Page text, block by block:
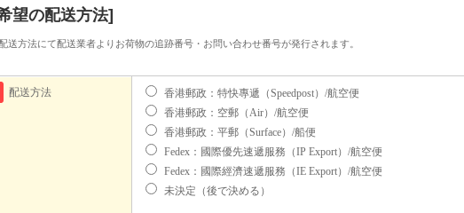
望の配送方法]
送方法にて配送業者よりお荷物の追跡番号・お問い合わせ番号が発行されます。
配送方法
香港郵政：特快專遞（Speedpost）/航空便
香港郵政：空郵（Air）/航空便
香港郵政：平郵（Surface）/船便
Fedex：國際優先速遞服務（IP Export）/航空便
Fedex：國際經濟速遞服務（IE Export）/航空便
未決定（後で決める）